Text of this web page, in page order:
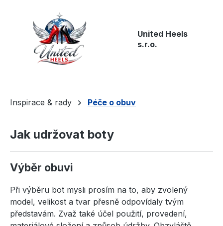
Přejít na hlavní obsah
United Heels
s.r.o.
Inspirace & rady Péče o obuv
Jak udržovat boty
Výběr obuvi
Při výběru bot mysli prosím na to, aby zvolený
model, velikost a tvar přesně odpovídaly tvým
představám. Zvaž také účel použití, provedení,